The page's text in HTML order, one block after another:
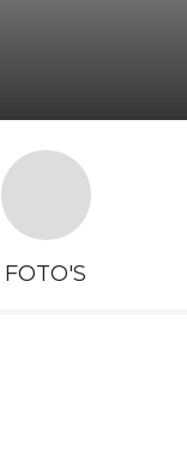
FOTO'S